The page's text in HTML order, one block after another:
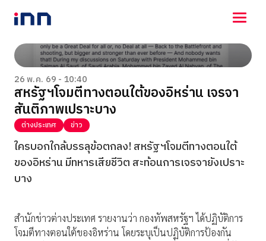
NEWS
ENTERTAINMENT
LIFESTYLE
HOROSCOPE
LOTTERY
VIDEO
ร่วมด้วยช่วยกัน
26 พ.ค. 69 - 10:40
สหรัฐฯโจมตีทางตอนใต้ของอิหร่าน เจรจา
สันติภาพเปราะบาง
ต่างประเทศ ข่าว
ใครบอกใกล้บรรลุข้อตกลง! สหรัฐฯโจมตีทางตอนใต้
ของอิหร่าน มีทหารเสียชีวิต สะท้อนการเจรจายังเปราะ
บาง
สำนักข่าวต่างประเทศ รายงานว่า กองทัพสหรัฐฯ ได้ปฏิบัติการ
โจมตีทางตอนใต้ของอิหร่าน โดยระบุเป็นปฏิบัติการป้องกัน